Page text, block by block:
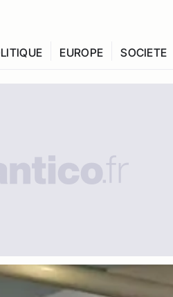
EUROPE SOCIETE